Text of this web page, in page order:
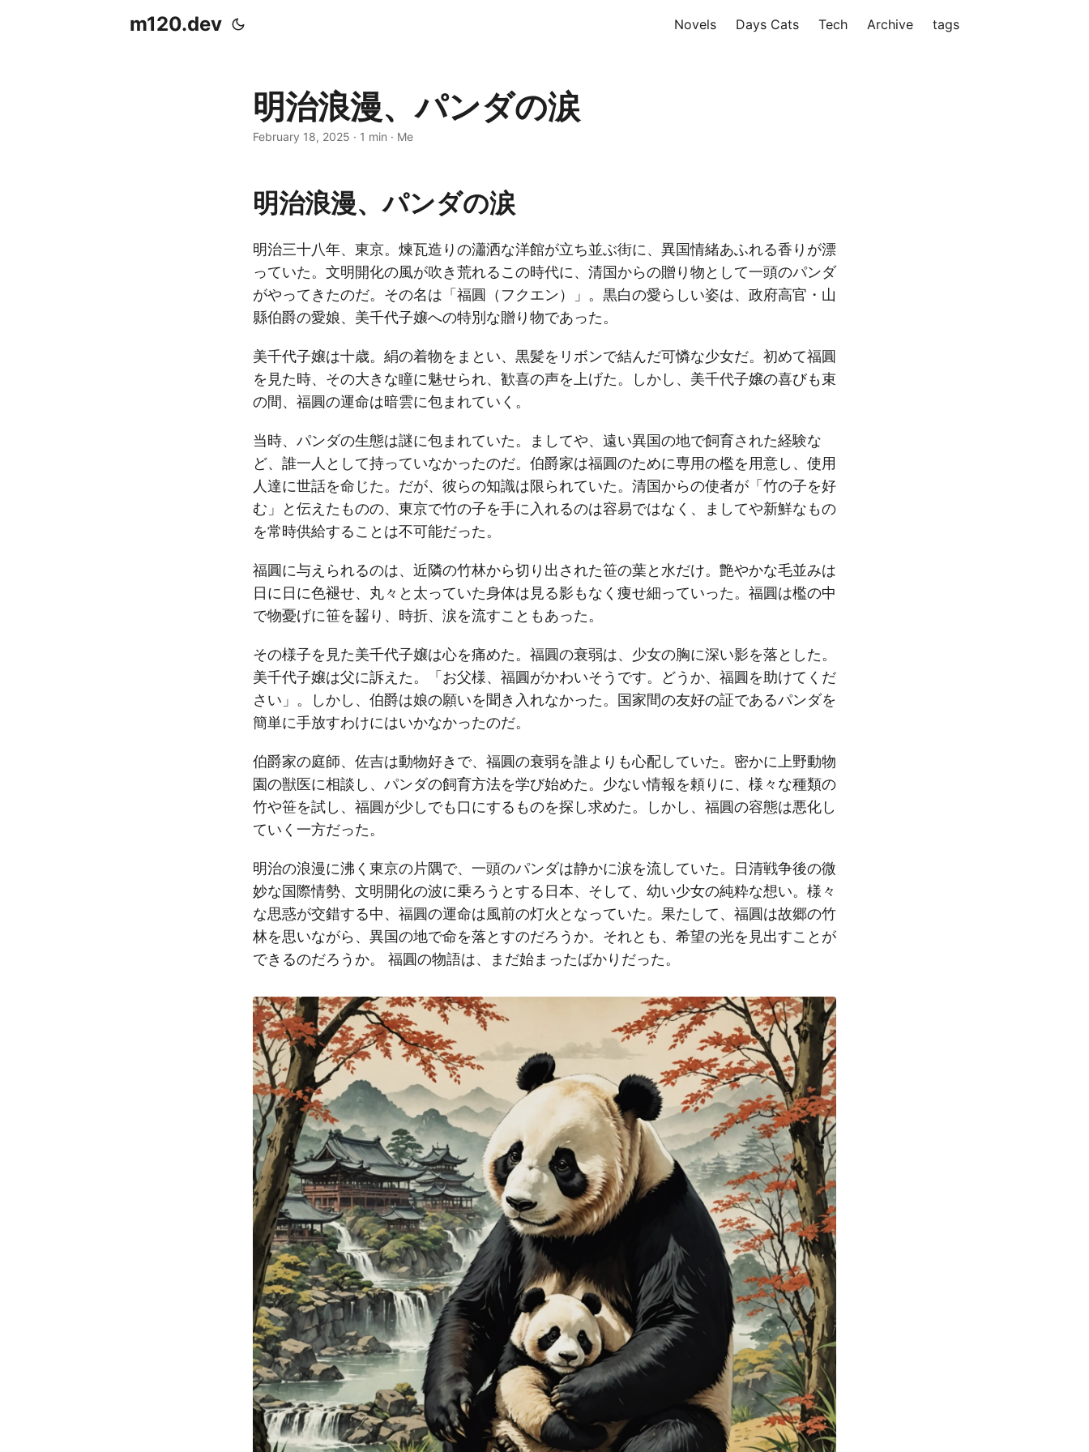
m120.dev Novels Days Cats Tech Archive tags
明治浪漫、パンダの涙
February 18, 2025 · 1 min · Me
明治浪漫、パンダの涙
明治三十八年、東京。煉瓦造りの瀟洒な洋館が立ち並ぶ街に、異国情緒あふれる香りが漂
っていた。文明開化の風が吹き荒れるこの時代に、清国からの贈り物として一頭のパンダ
がやってきたのだ。その名は「福圓（フクエン）」。黒白の愛らしい姿は、政府高官・山
縣伯爵の愛娘、美千代子嬢への特別な贈り物であった。
美千代子嬢は十歳。絹の着物をまとい、黒髪をリボンで結んだ可憐な少女だ。初めて福圓
を見た時、その大きな瞳に魅せられ、歓喜の声を上げた。しかし、美千代子嬢の喜びも束
の間、福圓の運命は暗雲に包まれていく。
当時、パンダの生態は謎に包まれていた。ましてや、遠い異国の地で飼育された経験な
ど、誰一人として持っていなかったのだ。伯爵家は福圓のために専用の檻を用意し、使用
人達に世話を命じた。だが、彼らの知識は限られていた。清国からの使者が「竹の子を好
む」と伝えたものの、東京で竹の子を手に入れるのは容易ではなく、ましてや新鮮なもの
を常時供給することは不可能だった。
福圓に与えられるのは、近隣の竹林から切り出された笹の葉と水だけ。艶やかな毛並みは
日に日に色褪せ、丸々と太っていた身体は見る影もなく痩せ細っていった。福圓は檻の中
で物憂げに笹を齧り、時折、涙を流すこともあった。
その様子を見た美千代子嬢は心を痛めた。福圓の衰弱は、少女の胸に深い影を落とした。
美千代子嬢は父に訴えた。「お父様、福圓がかわいそうです。どうか、福圓を助けてくだ
さい」。しかし、伯爵は娘の願いを聞き入れなかった。国家間の友好の証であるパンダを
簡単に手放すわけにはいかなかったのだ。
伯爵家の庭師、佐吉は動物好きで、福圓の衰弱を誰よりも心配していた。密かに上野動物
園の獣医に相談し、パンダの飼育方法を学び始めた。少ない情報を頼りに、様々な種類の
竹や笹を試し、福圓が少しでも口にするものを探し求めた。しかし、福圓の容態は悪化し
ていく一方だった。
明治の浪漫に沸く東京の片隅で、一頭のパンダは静かに涙を流していた。日清戦争後の微
妙な国際情勢、文明開化の波に乗ろうとする日本、そして、幼い少女の純粋な想い。様々
な思惑が交錯する中、福圓の運命は風前の灯火となっていた。果たして、福圓は故郷の竹
林を思いながら、異国の地で命を落とすのだろうか。それとも、希望の光を見出すことが
できるのだろうか。 福圓の物語は、まだ始まったばかりだった。